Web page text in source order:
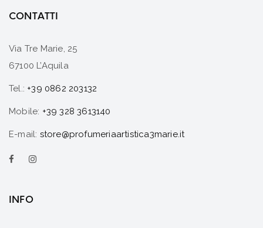
CONTATTI
Via Tre Marie, 25
67100 L’Aquila
Tel.: +39 0862 203132
Mobile: +39 328 3613140
E-mail: store@profumeriaartistica3marie.it
INFO